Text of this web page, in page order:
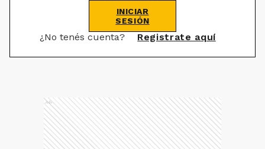
INICIAR
SESIÓN
¿No tenés cuenta? Registrate aquí
Ads